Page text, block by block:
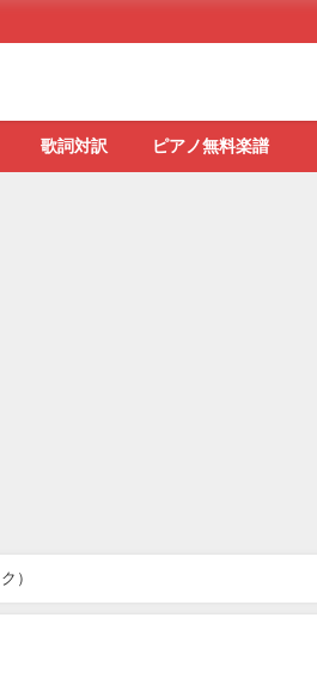
歌詞対訳 ピアノ無料楽譜
）